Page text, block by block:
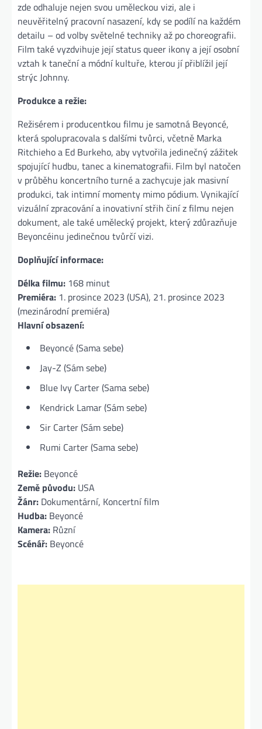
zde odhaluje nejen svou uměleckou vizi, ale i
neuvěřitelný pracovní nasazení, kdy se podílí na každém
detailu – od volby světelné techniky až po choreografii.
Film také vyzdvihuje její status queer ikony a její osobní
vztah k taneční a módní kultuře, kterou jí přiblížil její
strýc Johnny.
Produkce a režie:
Režisérem i producentkou filmu je samotná Beyoncé,
která spolupracovala s dalšími tvůrci, včetně Marka
Ritchieho a Ed Burkeho, aby vytvořila jedinečný zážitek
spojující hudbu, tanec a kinematografii. Film byl natočen
v průběhu koncertního turné a zachycuje jak masivní
produkci, tak intimní momenty mimo pódium. Vynikající
vizuální zpracování a inovativní střih činí z filmu nejen
dokument, ale také umělecký projekt, který zdůrazňuje
Beyoncéinu jedinečnou tvůrčí vizi.
Doplňující informace:
Délka filmu: 168 minut
Premiéra: 1. prosince 2023 (USA), 21. prosince 2023
(mezinárodní premiéra)
Hlavní obsazení:
Beyoncé (Sama sebe)
Jay-Z (Sám sebe)
Blue Ivy Carter (Sama sebe)
Kendrick Lamar (Sám sebe)
Sir Carter (Sám sebe)
Rumi Carter (Sama sebe)
Režie: Beyoncé
Země původu: USA
Žánr: Dokumentární, Koncertní film
Hudba: Beyoncé
Kamera: Různí
Scénář: Beyoncé